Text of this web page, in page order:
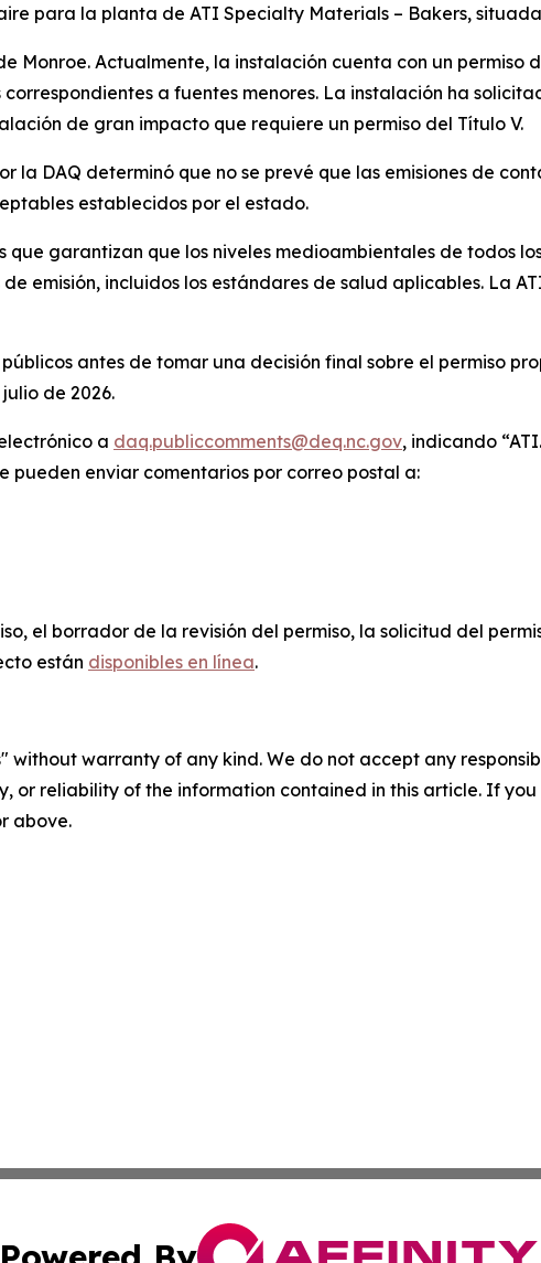
para la planta de ATI Specialty Materials – Bakers,
Monroe. Actualmente, la instalación cuenta con un
a fuentes menores. La instalación ha
de gran impacto que requiere un permiso del Título V.
la DAQ determinó que no se prevé que las emisiones de
establecidos por el estado.
que garantizan que los niveles medioambientales de todos
emisión, incluidos los estándares de salud aplicables. La
antes de tomar una decisión final sobre el permiso
de 2026.
a daq.publiccomments@deq.nc.gov, indicando
pueden enviar comentarios por correo postal a:
el borrador de la revisión del permiso, la solicitud del
están disponibles en línea.
without warranty of any kind. We do not accept any
or reliability of the information contained in this article. If
above.